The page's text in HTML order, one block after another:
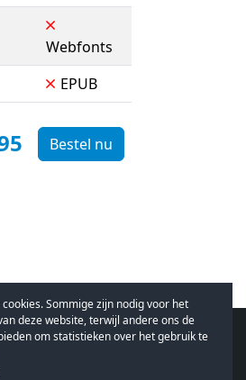
Webfonts
EPUB
Bestel nu
Sommige zijn nodig voor het
deze website, terwijl andere ons de
om statistieken over het gebruik te